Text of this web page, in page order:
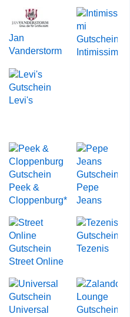
Jan
Vanderstorm
Intimissimi
Levi's
Peek &
Cloppenburg*
Pepe
Jeans
Street Online
Tezenis
Universal